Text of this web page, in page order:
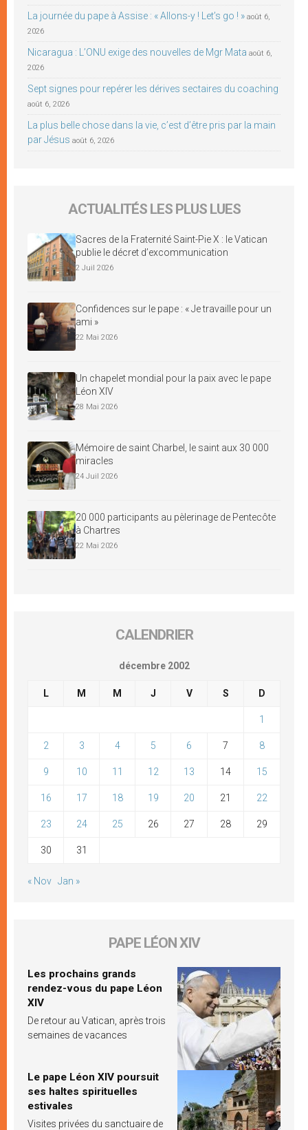
La journée du pape à Assise : « Allons-y ! Let’s go ! » août 6,
2026
Nicaragua : L’ONU exige des nouvelles de Mgr Mata août 6,
2026
Sept signes pour repérer les dérives sectaires du coaching
août 6, 2026
La plus belle chose dans la vie, c’est d’être pris par la main
par Jésus août 6, 2026
ACTUALITÉS LES PLUS LUES
Sacres de la Fraternité Saint-Pie X : le Vatican
publie le décret d’excommunication
2 Juil 2026
Confidences sur le pape : « Je travaille pour un
ami »
22 Mai 2026
Un chapelet mondial pour la paix avec le pape
Léon XIV
28 Mai 2026
Mémoire de saint Charbel, le saint aux 30 000
miracles
24 Juil 2026
20 000 participants au pèlerinage de Pentecôte
à Chartres
22 Mai 2026
CALENDRIER
décembre 2002
L M M J V S D
1
2 3 4 5 6 7 8
9 10 11 12 13 14 15
16 17 18 19 20 21 22
23 24 25 26 27 28 29
30 31
« Nov Jan »
PAPE LÉON XIV
Les prochains grands
rendez-vous du pape Léon
XIV
De retour au Vatican, après trois
semaines de vacances
Le pape Léon XIV poursuit
ses haltes spirituelles
estivales
Visites privées du sanctuaire de